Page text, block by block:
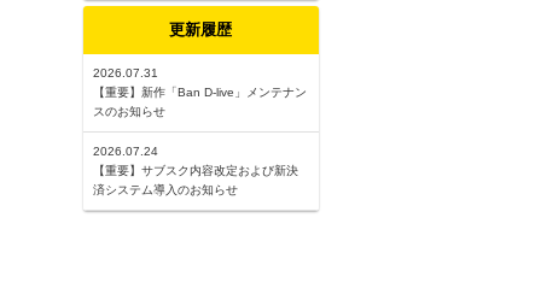
更新履歴
2026.07.31
【重要】新作「Ban D-live」メンテナン
スのお知らせ
2026.07.24
【重要】サブスク内容改定および新決
済システム導入のお知らせ